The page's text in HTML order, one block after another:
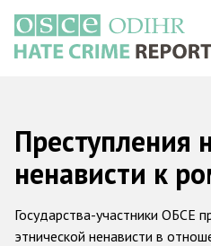
основному
содержанию
Main
navigation
О
Преступления
ненависти к
Государства-участники ОБСЕ
этнической ненависти в